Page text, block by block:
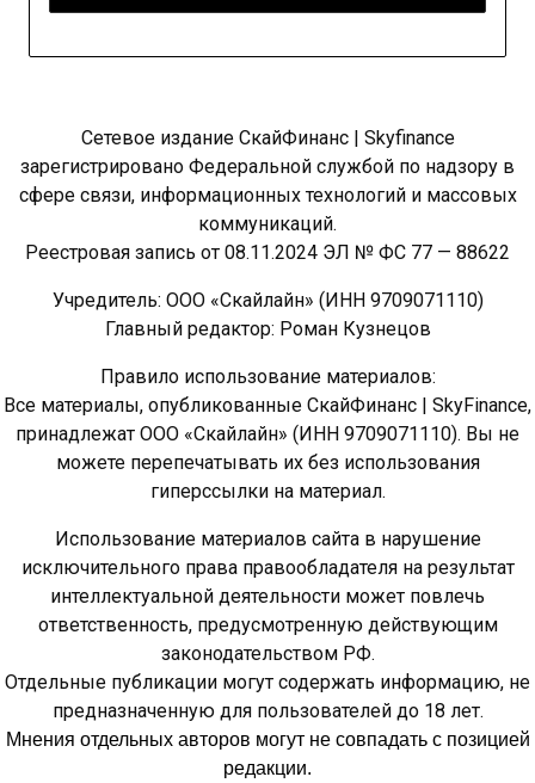
Сетевое издание СкайФинанс | Skyfinance
зарегистрировано Федеральной службой по надзору в
сфере связи, информационных технологий и массовых
коммуникаций.
Реестровая запись от 08.11.2024 ЭЛ № ФС 77 — 88622
Учредитель: ООО «Скайлайн» (ИНН 9709071110)
Главный редактор: Роман Кузнецов
Правило использование материалов:
Все материалы, опубликованные СкайФинанс | SkyFinance,
принадлежат ООО «Скайлайн» (ИНН 9709071110). Вы не
можете перепечатывать их без использования
гиперссылки на материал.
Использование материалов сайта в нарушение
исключительного права правообладателя на результат
интеллектуальной деятельности может повлечь
ответственность, предусмотренную действующим
законодательством РФ.
Отдельные публикации могут содержать информацию, не
предназначенную для пользователей до 18 лет.
Мнения отдельных авторов могут не совпадать с позицией
редакции.